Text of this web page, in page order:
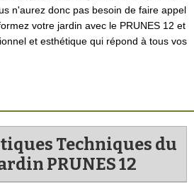
n'aurez donc pas besoin de faire appel
votre jardin avec le PRUNES 12 et
et esthétique qui répond à tous vos
Techniques du
PRUNES 12